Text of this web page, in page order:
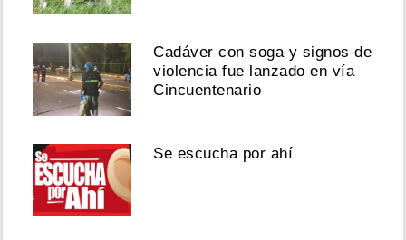
Cadáver con soga y signos de
violencia fue lanzado en vía
Cincuentenario
Se escucha por ahí